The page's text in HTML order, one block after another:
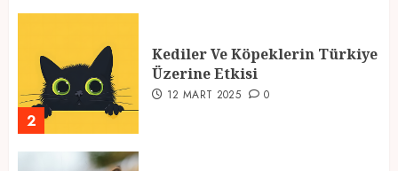
2
Kediler Ve Köpeklerin Türkiye
Üzerine Etkisi
12 MART 2025 0